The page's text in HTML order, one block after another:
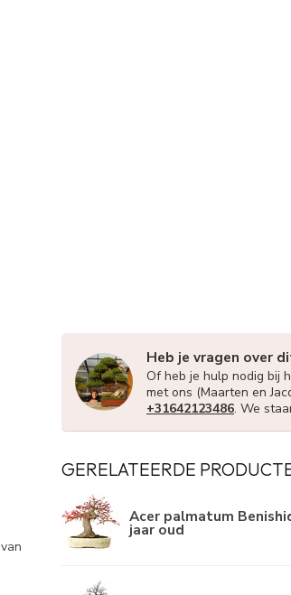
Heb je vragen over
Of heb je hulp nodig bij
met ons (Maarten en
+31642123486. We
GERELATEERDE
Acer palmatum
jaar oud